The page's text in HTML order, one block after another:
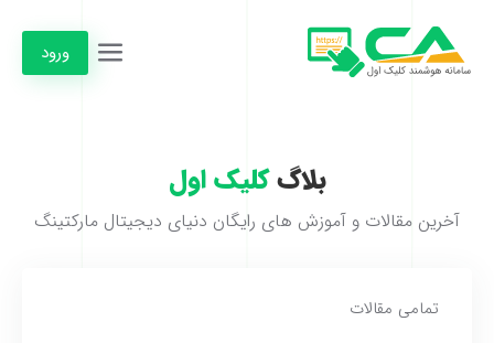
ورود
بلاگکلیک اول
آخرین مقالات و آموزش های رایگان دنیای دیجیتال مارکتینگ
تمامی مقالات